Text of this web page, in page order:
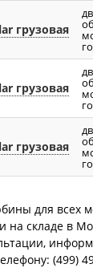
грузовая
грузовая
грузовая
для всех
на складе в
(499)